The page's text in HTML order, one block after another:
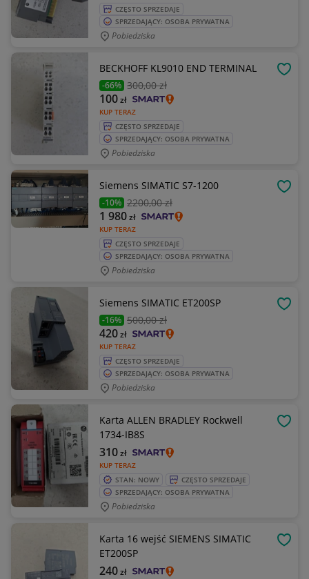
CZĘSTO SPRZEDAJE
SPRZEDAJĄCY: OSOBA PRYWATNA
Pobiedziska
BECKHOFF KL9010 END TERMINAL
-66% 300,00 zł
KUP TERAZ
100zł
CZĘSTO SPRZEDAJE
SPRZEDAJĄCY: OSOBA PRYWATNA
Pobiedziska
Siemens SIMATIC S7-1200
-10% 2200,00 zł
KUP TERAZ
1 980zł
CZĘSTO SPRZEDAJE
SPRZEDAJĄCY: OSOBA PRYWATNA
Pobiedziska
Siemens SIMATIC ET200SP
-16% 500,00 zł
KUP TERAZ
420zł
CZĘSTO SPRZEDAJE
SPRZEDAJĄCY: OSOBA PRYWATNA
Pobiedziska
Karta ALLEN BRADLEY Rockwell
1734-IB8S
KUP TERAZ
310zł
STAN: NOWY
CZĘSTO SPRZEDAJE
SPRZEDAJĄCY: OSOBA PRYWATNA
Pobiedziska
Karta 16 wejść SIEMENS SIMATIC
ET200SP
240zł